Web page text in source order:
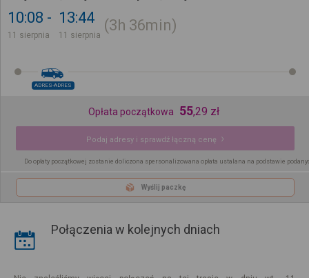
10:08
11 sierpnia
13:44
11 sierpnia
3h 36min
ADRES-ADRES
Opłata początkowa 55,29 zł
Podaj adresy i sprawdź łączną cenę
Do opłaty początkowej zostanie doliczona spersonalizowana opłata ustalana na podstawie
Wyślij paczkę
Połączenia w kolejnych dniach